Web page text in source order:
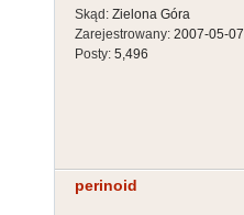
Skąd: Zielona Góra
Zarejestrowany: 2007-05-07
Posty: 5,496
perinoid